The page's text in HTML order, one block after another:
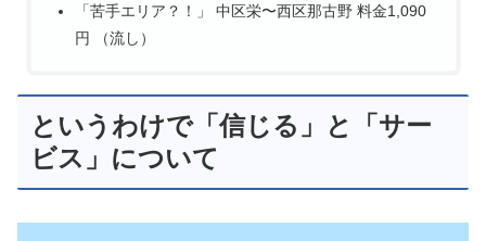
「苦手エリア？！」 中区栄〜西区那古野 料金1,090
円 （流し）
というわけで「信じる」と「サー
ビス」について